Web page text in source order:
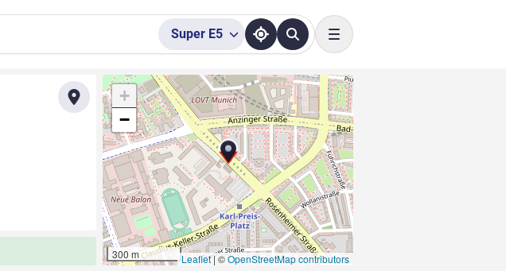
Super E5
Toggle navigation
+
−
300 m Leaflet|©OpenStreetMap contributors